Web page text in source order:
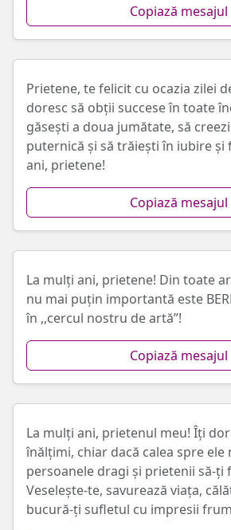
Copiază mesajul
Prietene, te felicit cu ocazia zilei
doresc să obții succese în toate
găsești a doua jumătate, să
puternică și să trăiești în iubire și
ani, prietene!
Copiază mesajul
La mulți ani, prietene! Din toate
nu mai puțin importantă este
în ,,cercul nostru de artă”!
Copiază mesajul
La mulți ani, prietenul meu! Îți
înălțimi, chiar dacă calea spre ele
persoanele dragi și prietenii să-ți
Veselește-te, savurează viața,
bucură-ți sufletul cu impresii